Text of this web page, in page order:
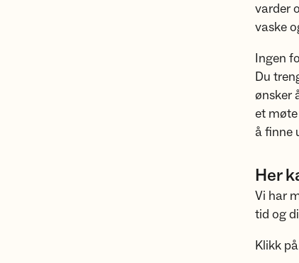
varder
vaske
Ingen
Du
ønsker
et
å finne
Her
Vi har
tid og
Klikk